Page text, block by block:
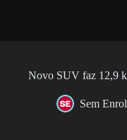
Novo SUV faz 12,9
Sem